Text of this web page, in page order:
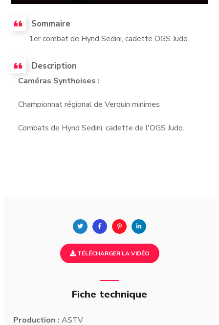
Sommaire
- 1er combat de Hynd Sedini, cadette OGS Judo
Description
Caméras Synthoises :
Championnat régional de Verquin minimes
Combats de Hynd Sedini, cadette de l'OGS Judo.
TÉLÉCHARGER LA VIDÉO
Fiche technique
Production : ASTV